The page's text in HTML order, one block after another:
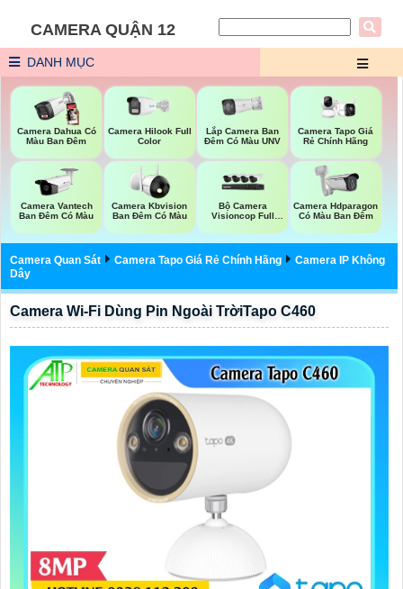
CAMERA QUẬN 12
DANH MỤC
Camera Dahua Có
Màu Ban Đêm
Camera Hilook Full
Color
Lắp Camera Ban
Đêm Có Màu UNV
Camera Tapo Giá
Rẻ Chính Hãng
Camera Vantech
Ban Đêm Có Màu
Camera Kbvision
Ban Đêm Có Màu
Bộ Camera
Visioncop Full
Camera Hdparagon
Có Màu Ban Đêm
Camera Quan Sát Camera Tapo Giá Rẻ Chính Hãng
Camera IP Không
Dây
Camera Wi-Fi Dùng Pin Ngoài TrờiTapo C460